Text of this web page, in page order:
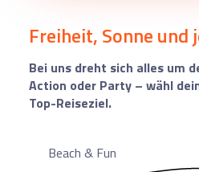
Freiheit, Sonne und
Bei uns dreht sich alles um
Action oder Party – wähl
Top-Reiseziel.
Beach & Fun